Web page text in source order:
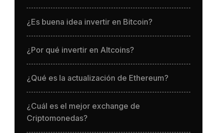
¿Es buena idea invertir en Bitcoin?
¿Por qué invertir en Altcoins?
¿Qué es la actualización de Ethereum?
¿Cuál es el mejor exchange de
Criptomonedas?